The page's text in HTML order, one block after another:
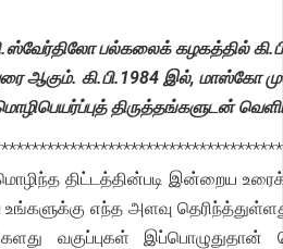
பல்கலைக் கழகத்தில்
ஆகும். கி.பி.1984 இல், மாஸ்கோ
திருத்தங்களுடன்
திட்டத்தின்படி இன்றைய
எந்த அளவு
வகுப்புகள்